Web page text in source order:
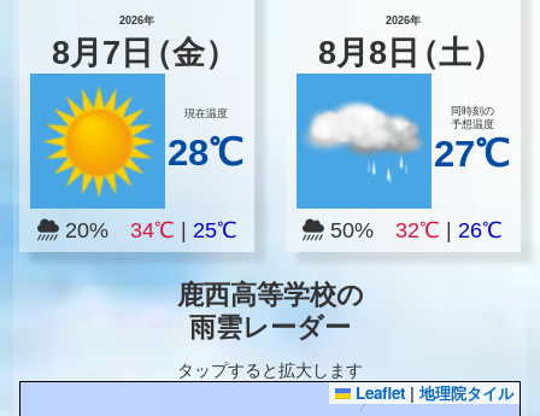
2026年
8月 7 日（金）
現在温度
28℃
20% 34℃ 25℃
2026年
8月8 日（土）
同時刻の
予想温度
27℃
50%32℃ |26℃
鹿西高等学校の
雨雲レーダー
タップすると拡大します
Leaflet | 地理院タイル